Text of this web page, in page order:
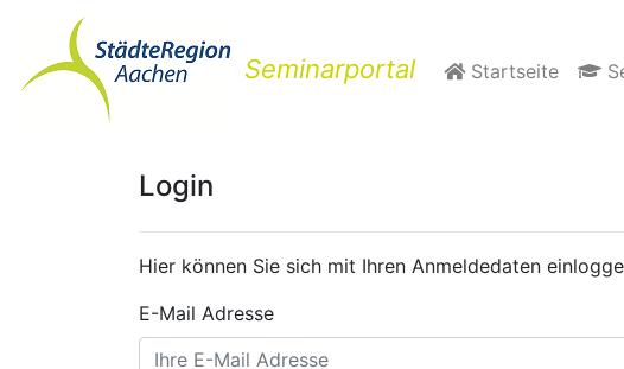
Seminarportal Startseite
Login
Hier können Sie sich mit Ihren Anmeldedaten
E-Mail Adresse